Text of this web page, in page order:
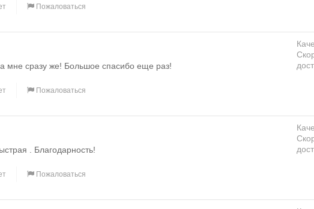
Пожаловаться
мне сразу же! Большое спасибо еще раз!
Пожаловаться
. Благодарность!
Пожаловаться